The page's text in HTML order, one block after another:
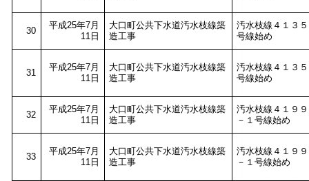
30
平成25年7月
11日
大口町公共下水道汚水枝線築
造工事
汚水枝線４１３５
号線始め
31
平成25年7月
11日
大口町公共下水道汚水枝線築
造工事
汚水枝線４１３５
号線始め
32
平成25年7月
11日
大口町公共下水道汚水枝線築
造工事
汚水枝線４１９９
－１号線始め
33
平成25年7月
11日
大口町公共下水道汚水枝線築
造工事
汚水枝線４１９９
－１号線始め